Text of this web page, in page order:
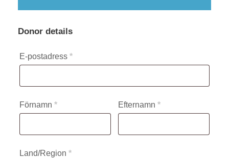
Donor details
E-postadress *
Förnamn * Efternamn *
Land/Region *